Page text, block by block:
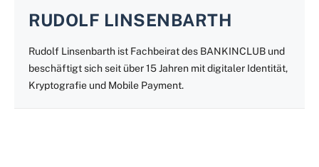
RUDOLF LINSENBARTH
Rudolf Linsenbarth ist Fachbeirat des BANKINCLUB und
beschäftigt sich seit über 15 Jahren mit digitaler Identität,
Kryptografie und Mobile Payment.